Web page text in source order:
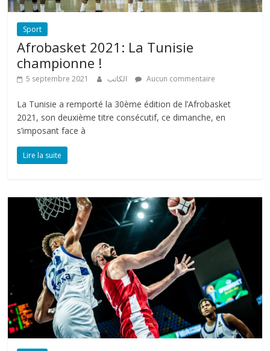
Sport
Afrobasket 2021: La Tunisie
championne !
5 septembre 2021 Aucun commentaire
La Tunisie a remporté la 30ème édition de l’Afrobasket
2021, son deuxième titre consécutif, ce dimanche, en
s’imposant face à
Lire la suite